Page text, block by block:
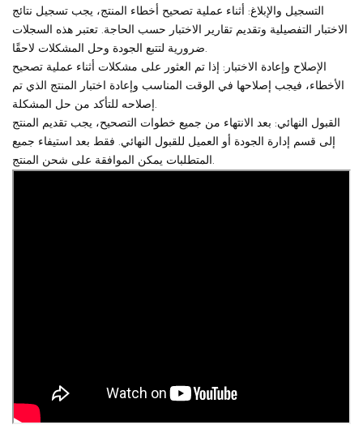
التسجيل والإبلاغ: أثناء عملية تصحيح أخطاء المنتج، يجب تسجيل نتائج
الاختبار التفصيلية وتقديم تقارير الاختبار حسب الحاجة. تعتبر هذه السجلات
ضرورية لتتبع الجودة وحل المشكلات لاحقًا.
الإصلاح وإعادة الاختبار: إذا تم العثور على مشكلات أثناء عملية تصحيح
الأخطاء، فيجب إصلاحها في الوقت المناسب وإعادة اختبار المنتج الذي تم
إصلاحه للتأكد من حل المشكلة.
القبول النهائي: بعد الانتهاء من جميع خطوات التصحيح، يجب تقديم المنتج
إلى قسم إدارة الجودة أو العميل للقبول النهائي. فقط بعد استيفاء جميع
المتطلبات يمكن الموافقة على شحن المنتج.